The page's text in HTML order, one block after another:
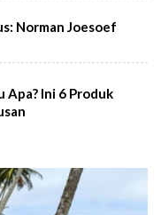
Norman Joesoef
Apa? Ini 6 Produk